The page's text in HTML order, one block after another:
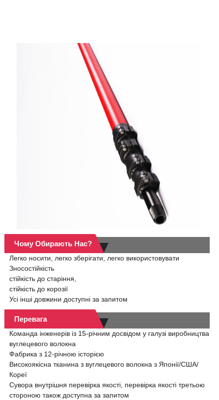
Чому Обирають Нас?
Легко носити, легко зберігати, легко використовувати
Зносостійкість
стійкість до старіння,
стійкість до корозії
Усі інші довжини доступні за запитом
Перевага
Команда інженерів із 15-річним досвідом у галузі виробництва
вуглецевого волокна
Фабрика з 12-річною історією
Високоякісна тканина з вуглецевого волокна з Японії/США/
Кореї
Сувора внутрішня перевірка якості, перевірка якості третьою
стороною також доступна за запитом